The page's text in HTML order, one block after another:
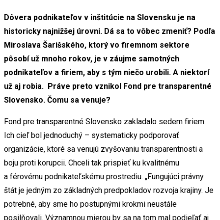
Dôvera podnikateľov v inštitúcie na Slovensku je na
historicky najnižšej úrovni. Dá sa to vôbec zmeniť? Podľa
Miroslava Šarišského, ktorý vo firemnom sektore
pôsobí už mnoho rokov, je v záujme samotných
podnikateľov a firiem, aby s tým niečo urobili. A niektorí
už aj robia. Práve preto vznikol Fond pre transparentné
Slovensko. Čomu sa venuje?
Fond pre transparentné Slovensko zakladalo sedem firiem.
Ich cieľ bol jednoduchý – systematicky podporovať
organizácie, ktoré sa venujú zvyšovaniu transparentnosti a
boju proti korupcii. Chceli tak prispieť ku kvalitnému
a férovému podnikateľskému prostrediu. „Fungujúci právny
štát je jedným zo základných predpokladov rozvoja krajiny. Je
potrebné, aby sme ho postupnými krokmi neustále
posilňovali. Významnou mierou by sa na tom mal podieľať aj